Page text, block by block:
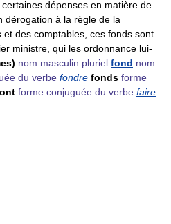
dépenses en matière de
à la règle de la
des comptables, ces fonds sont
ministre, qui les ordonnance lui-
nom masculin pluriel fond nom
du verbe fondre fonds forme
forme conjuguée du verbe faire